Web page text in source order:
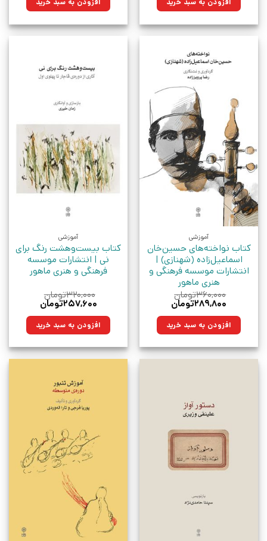
بود.
افزودن به سبد خرید افزودن به سبد خرید
آموزشی
کتاب نواخته‌های حسین‌خان
اسماعیل‌زاده (شهنازی) |
انتشارات موسسه فرهنگی و
هنری ماهور
۳۶۰,۰۰۰تومان
قیمت
۳۶۰,۰۰۰تومان
بود.
۲۸۹,۸۰۰تومان
۲۸۹,۸۰۰تومان.افزودن به سبد خرید
آموزشی
کتاب بیست‌و‌هشت رنگ برای
نی | انتشارات موسسه
فرهنگی و هنری ماهور
۳۲۰,۰۰۰تومان
قیمت
۳۲۰,۰۰۰تومان
بود.
۲۵۷,۶۰۰تومان
۲۵۷,۶۰۰تومان.افزودن به سبد خرید